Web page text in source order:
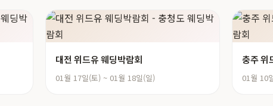
대전 위드유 웨딩박람회
01월 17일(토) ~ 01월 18일(일)
충주 위
01월 10